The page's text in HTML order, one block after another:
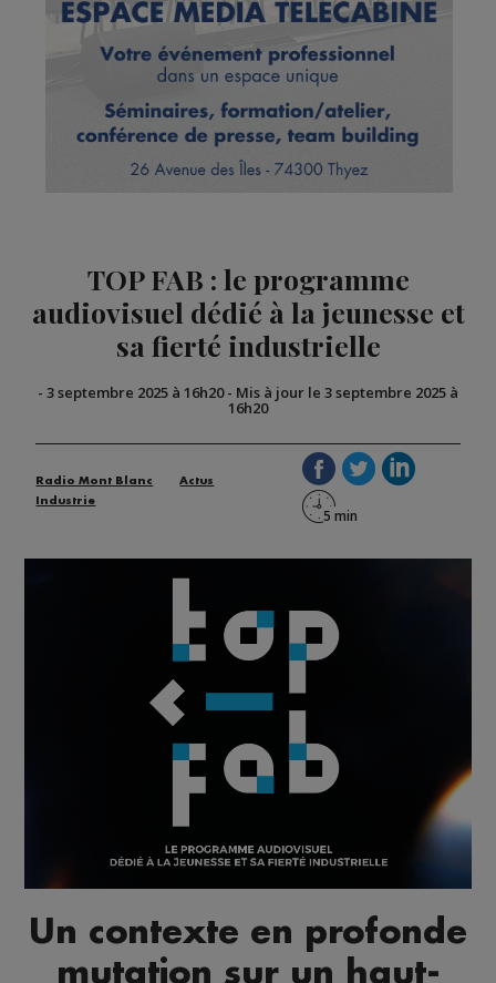
TOP FAB : le programme
audiovisuel dédié à la jeunesse et
sa fierté industrielle
- 3 septembre 2025 à 16h20- Mis à jour le 3 septembre 2025 à
16h20
Radio Mont Blanc
Actus
Industrie
Un contexte en profonde
mutation sur un haut-